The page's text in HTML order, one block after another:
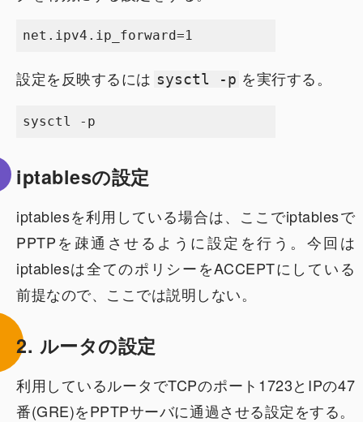
設定を反映するには sysctl -p を実行する。
iptablesの設定
iptablesを利用している場合は、ここでiptablesで
PPTPを疎通させるように設定を行う。今回は
iptablesは全てのポリシーをACCEPTにしている
前提なので、ここでは説明しない。
2. ルータの設定
利用しているルータでTCPのポート1723とIPの47
番(GRE)をPPTPサーバに通過させる設定をする。